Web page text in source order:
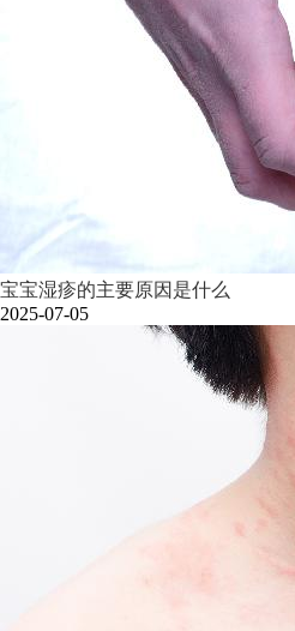
宝宝湿疹的主要原因是什么
2025-07-05